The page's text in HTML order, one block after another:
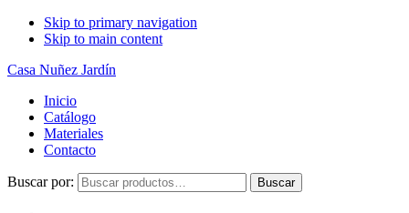
Skip to primary navigation
Skip to main content
Casa Nuñez Jardín
Inicio
Catálogo
Materiales
Contacto
Buscar por: Buscar